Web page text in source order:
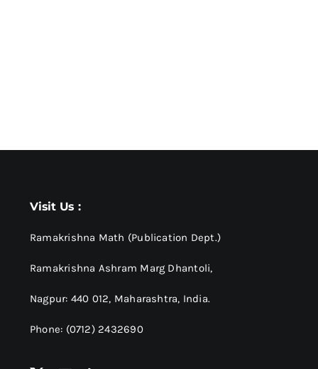
Visit Us :
Ramakrishna Math (Publication Dept.)
Ramakrishna Ashram Marg Dhantoli,
Nagpur: 440 012, Maharashtra, India.
Phone: (0712) 2432690